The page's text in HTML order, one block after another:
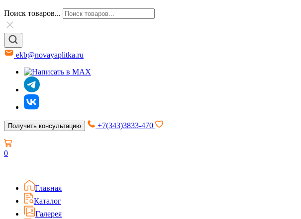
Поиск товаров...
ekb@novayaplitka.ru
Получить консультацию +7(343)3833-470
0
Главная
Каталог
Галерея